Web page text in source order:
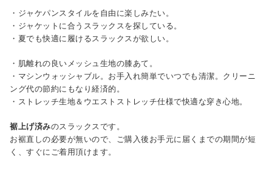
・ジャケパンスタイルを自由に楽しみたい。
・ジャケットに合うスラックスを探している。
・夏でも快適に履けるスラックスが欲しい。
・肌離れの良いメッシュ生地の膝あて。
・マシンウォッシャブル。お手入れ簡単でいつでも清潔。クリーニ
ング代の節約にもなり経済的。
・ストレッチ生地＆ウエストストレッチ仕様で快適な穿き心地。
裾上げ済みのスラックスです。
お裾直しの必要が無いので、ご購入後お手元に届くまでの期間が短
く、すぐにご着用頂けます。